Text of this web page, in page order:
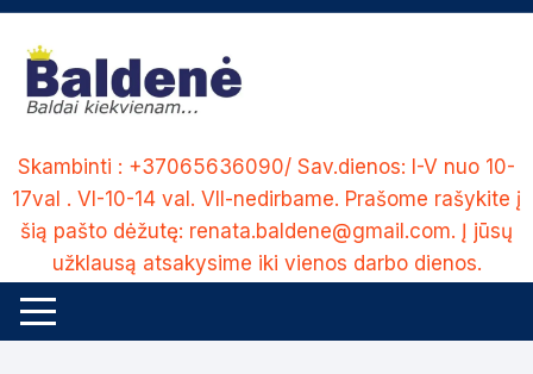
Skip
content
Skambinti : +37065636090/ Sav.dienos: I-V nuo 10-
17val . VI-10-14 val. VII-nedirbame. Prašome rašykite į
šią pašto dėžutę: renata.baldene@gmail.com. Į jūsų
užklausą atsakysime iki vienos darbo dienos.